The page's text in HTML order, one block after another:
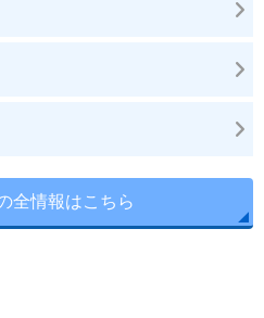
全情報はこちら